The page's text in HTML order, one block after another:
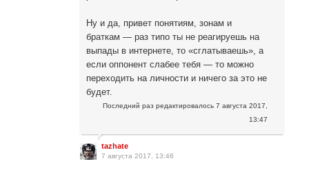
Ну и да, привет понятиям, зонам и
браткам — раз типо ты не реагируешь на
выпады в интернете, то «сглатываешь», а
если оппонент слабее тебя — то можно
переходить на личности и ничего за это не
будет.
Последний раз редактировалось 7 августа 2017,
13:47
tazhate
7 августа 2017, 13:46